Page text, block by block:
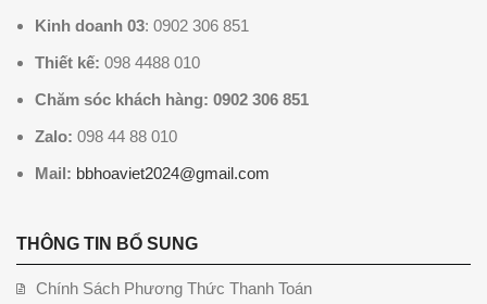
Kinh doanh 03: 0902 306 851
Thiết kế: 098 4488 010
Chăm sóc khách hàng: 0902 306 851
Zalo: 098 44 88 010
Mail: bbhoaviet2024@gmail.com
THÔNG TIN BỔ SUNG
Chính Sách Phương Thức Thanh Toán